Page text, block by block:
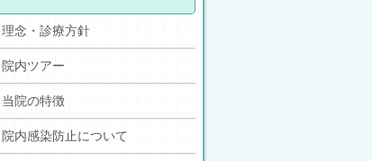
理念・診療方針
院内ツアー
当院の特徴
院内感染防止について